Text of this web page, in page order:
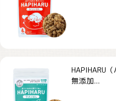
HAPIHARU
無添加...